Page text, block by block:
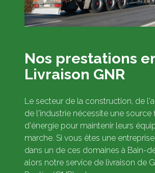
Nos prestations
Livraison GNR
Le secteur de la construction, de
de l'industrie nécessite une source
d'énergie pour maintenir leurs
marche. Si vous êtes une
dans un de ces domaines à Bain-
alors notre service de livraison de